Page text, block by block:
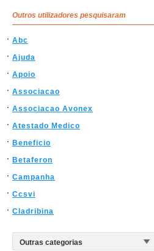
Outros utilizadores pesquisaram
Abc
Ajuda
Apoio
Associacao
Associacao Avonex
Atestado Medico
Beneficio
Betaferon
Campanha
Ccsvi
Cladribina